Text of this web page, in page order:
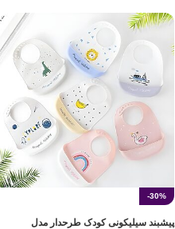
-30%
پیشبند سیلیکونی کودک طرحدار مدل